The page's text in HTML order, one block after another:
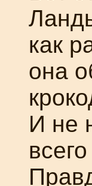
как
она
И не